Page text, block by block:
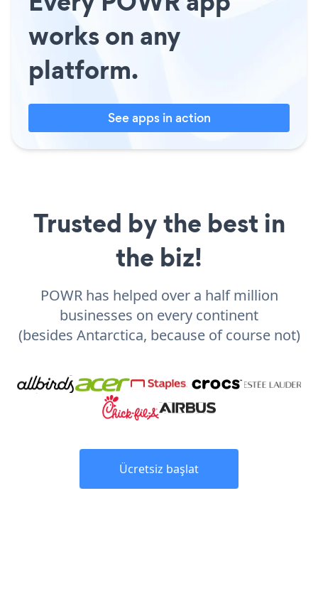
works on any
platform.
See apps in action
Trusted by the best in
the biz!
POWR has helped over a half million
businesses on every continent
(besides Antarctica, because of course not)
Ücretsiz başlat